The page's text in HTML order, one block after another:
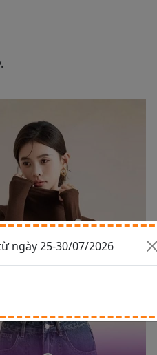
ngày 25-30/07/2026